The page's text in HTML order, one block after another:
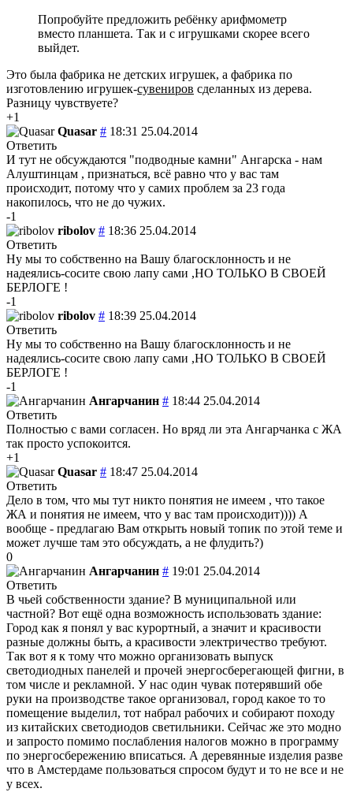
Попробуйте предложить ребёнку арифмометр
вместо планшета. Так и с игрушками скорее всего
выйдет.
Это была фабрика не детских игрушек, а фабрика по
изготовлению игрушек-сувениров сделанных из дерева.
Разницу чувствуете?
+1
Quasar # 18:31 25.04.2014
Ответить
И тут не обсуждаются "подводные камни" Ангарска - нам
Алуштинцам , признаться, всё равно что у вас там
происходит, потому что у самих проблем за 23 года
накопилось, что не до чужих.
-1
ribolov # 18:36 25.04.2014
Ответить
Ну мы то собственно на Вашу благосклонность и не
надеялись-сосите свою лапу сами ,НО ТОЛЬКО В СВОЕЙ
БЕРЛОГЕ !
-1
ribolov # 18:39 25.04.2014
Ответить
Ну мы то собственно на Вашу благосклонность и не
надеялись-сосите свою лапу сами ,НО ТОЛЬКО В СВОЕЙ
БЕРЛОГЕ !
-1
Ангарчанин # 18:44 25.04.2014
Ответить
Полностью с вами согласен. Но вряд ли эта Ангарчанка с ЖА
так просто успокоится.
+1
Quasar # 18:47 25.04.2014
Ответить
Дело в том, что мы тут никто понятия не имеем , что такое
ЖА и понятия не имеем, что у вас там происходит)))) А
вообще - предлагаю Вам открыть новый топик по этой теме и
может лучше там это обсуждать, а не флудить?)
0
Ангарчанин # 19:01 25.04.2014
Ответить
В чьей собственности здание? В муниципальной или
частной? Вот ещё одна возможность использовать здание:
Город как я понял у вас курортный, а значит и красивости
разные должны быть, а красивости электричество требуют.
Так вот я к тому что можно организовать выпуск
светодиодных панелей и прочей энергосберегающей фигни, в
том числе и рекламной. У нас один чувак потерявший обе
руки на производстве такое организовал, город какое то то
помещение выделил, тот набрал рабочих и собирают походу
из китайских светодиодов светильники. Сейчас же это модно
и запросто помимо послабления налогов можно в программу
по энергосбережению вписаться. А деревянные изделия разве
что в Амстердаме пользоваться спросом будут и то не все и не
у всех.